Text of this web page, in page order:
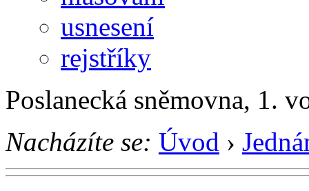
usnesení
rejstříky
Poslanecká sněmovna, 1.
Nacházíte se: Úvod ›